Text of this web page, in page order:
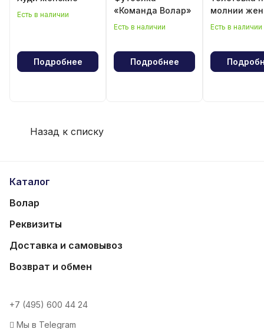
Есть в наличии
Подробнее
«Команда Волар»
Есть в наличии
Подробнее
молнии
Есть в наличии
Назад к списку
Каталог
Волар
Реквизиты
Доставка и самовывоз
Возврат и обмен
+7 (495) 600 44 24
Мы в Telegram